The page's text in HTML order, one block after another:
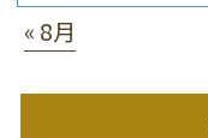
« 8月